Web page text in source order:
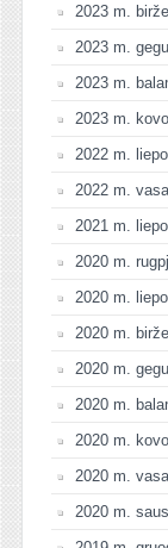
2023 m.
2023 m.
2023 m.
2023 m.
2022 m.
2022 m.
2021 m.
2020 m.
2020 m.
2020 m.
2020 m.
2020 m.
2020 m.
2020 m.
2020 m.